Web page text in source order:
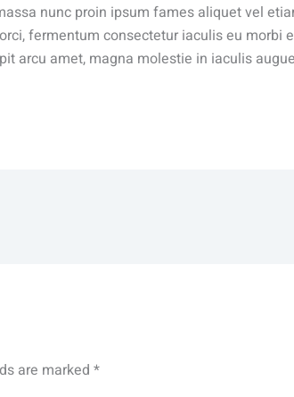
nunc proin ipsum fames aliquet vel
fermentum consectetur iaculis eu morbi
arcu amet, magna molestie in iaculis
are marked *